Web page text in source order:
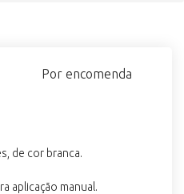
Por encomenda
de cor branca.
aplicação manual.